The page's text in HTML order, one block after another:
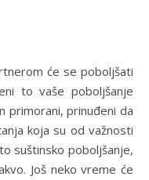
će se poboljšati
to vaše poboljšanje
primorani, prinuđeni da
koja su od važnosti
suštinsko poboljšanje,
Još neko vreme će